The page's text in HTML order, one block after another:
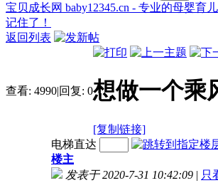
宝贝成长网 baby12345.cn - 专业的母婴育儿
记住了！
返回列表
查看: 4990|回复: 0想做一个乘
[复制链接]
电梯直达
楼主
发表于 2020-7-31 10:42:09 | 只